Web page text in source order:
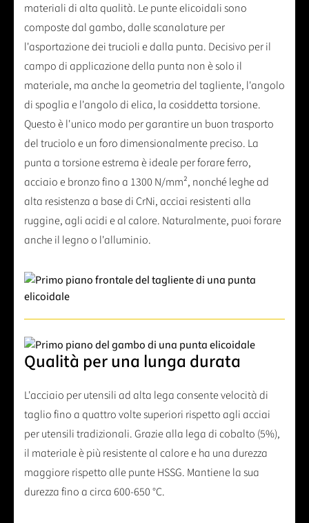
materiali di alta qualità. Le punte elicoidali sono
composte dal gambo, dalle scanalature per
l'asportazione dei trucioli e dalla punta. Decisivo per il
campo di applicazione della punta non è solo il
materiale, ma anche la geometria del tagliente, l'angolo
di spoglia e l'angolo di elica, la cosiddetta torsione.
Questo è l'unico modo per garantire un buon trasporto
del truciolo e un foro dimensionalmente preciso. La
punta a torsione estrema è ideale per forare ferro,
acciaio e bronzo fino a 1300 N/mm², nonché leghe ad
alta resistenza a base di CrNi, acciai resistenti alla
ruggine, agli acidi e al calore. Naturalmente, puoi forare
anche il legno o l'alluminio.
Qualità per una lunga durata
L'acciaio per utensili ad alta lega consente velocità di
taglio fino a quattro volte superiori rispetto agli acciai
per utensili tradizionali. Grazie alla lega di cobalto (5%),
il materiale è più resistente al calore e ha una durezza
maggiore rispetto alle punte HSSG. Mantiene la sua
durezza fino a circa 600-650 °C.